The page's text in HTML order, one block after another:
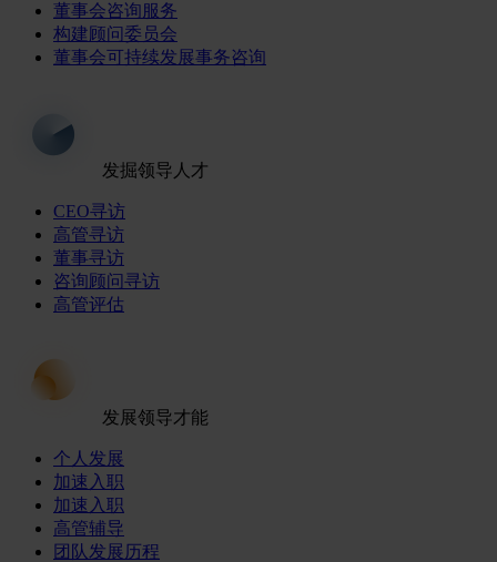
董事会咨询服务
构建顾问委员会
董事会可持续发展事务咨询
发掘领导人才
CEO寻访
高管寻访
董事寻访
咨询顾问寻访
高管评估
发展领导才能
个人发展
加速入职
加速入职
高管辅导
团队发展历程